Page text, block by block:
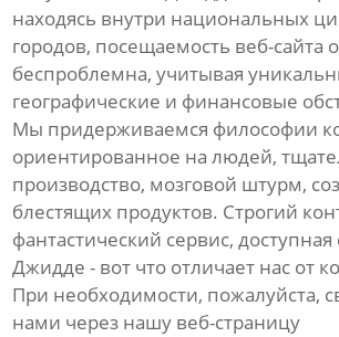
находясь внутри национальных
городов, посещаемость веб-сайта
беспроблемна, учитывая
географические и финансовые
Мы придерживаемся философии
ориентированное на людей,
производство, мозговой штурм,
блестящих продуктов. Строгий
фантастический сервис, доступная
Джидде - вот что отличает нас от
При необходимости, пожалуйста,
нами через нашу веб-страницу